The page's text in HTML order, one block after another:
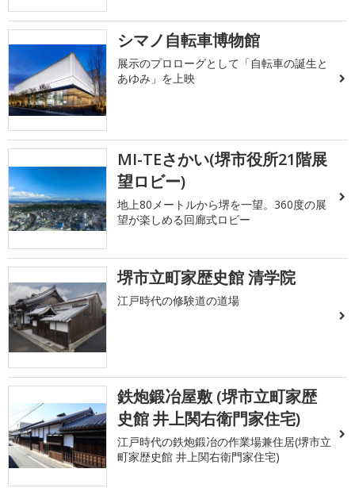
シマノ自転車博物館
展示のプロローグとして「自転車の誕生と
あゆみ」を上映
MI-TEさかい(堺市役所21階展
望ロビー)
地上80メートルから堺を一望。360度の展
望が楽しめる回廊式ロビー
堺市立町家歴史館 清学院
江戸時代の修験道の道場
鉄炮鍛冶屋敷 (堺市立町家歴
史館 井上関右衛門家住宅)
江戸時代の鉄炮鍛冶の作業場兼住居(堺市立
町家歴史館 井上関右衛門家住宅)